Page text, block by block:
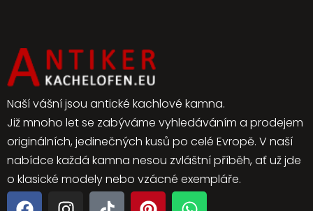
Naší vášní jsou antické kachlové kamna.
Již mnoho let se zabýváme vyhledáváním a prodejem
originálních, jedinečných kusů po celé Evropě. V naší
nabídce každá kamna nesou zvláštní příběh, ať už jde
o klasické modely nebo vzácné exempláře.